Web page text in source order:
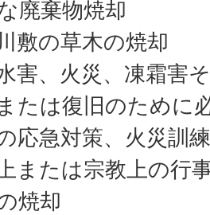
廃棄物焼却
敷の草木の焼却
害、火災、凍霜害
たは復旧のために
応急対策、火災訓
または宗教上の行
焼却